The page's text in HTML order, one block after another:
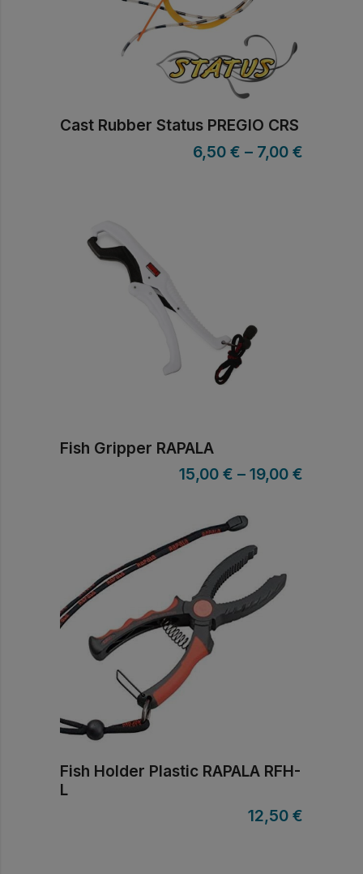
Cast Rubber Status PREGIO CRS
6,50 € – 7,00 €
Fish Gripper RAPALA
15,00 € – 19,00 €
Fish Holder Plastic RAPALA RFH-
L
12,50 €